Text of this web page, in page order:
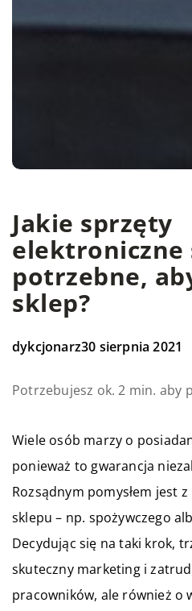
Jakie sprzęty
elektroniczne
potrzebne,
sklep?
dykcjonarz30 sierpnia 2021
Potrzebujesz ok. 2 min. aby
Wiele osób marzy o
ponieważ to gwarancja
Rozsądnym pomysłem jest
sklepu – np. spożywczego
Decydując się na taki krok,
skuteczny marketing i
pracowników, ale również o